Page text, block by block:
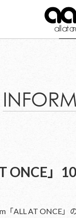
ONCE」
「ALL AT ONCE」